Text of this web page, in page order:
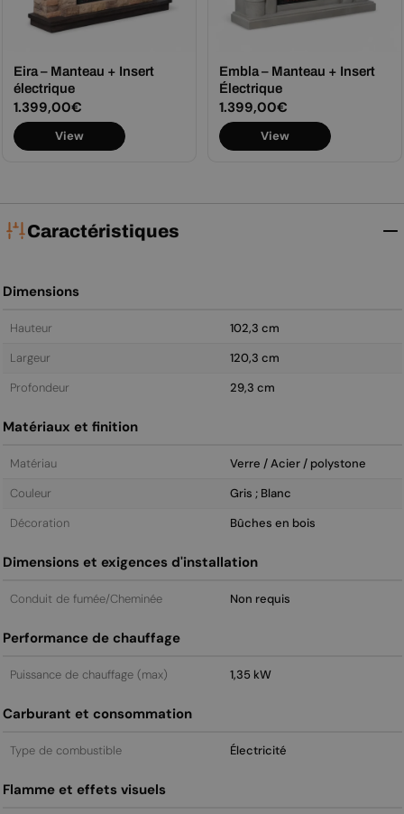
Eira – Manteau + Insert
électrique
Prix
régulier
1.399,00€
View
Embla – Manteau + Insert
Électrique
Prix
régulier
1.399,00€
View
Caractéristiques
Dimensions
Hauteur
102,3 cm
Largeur
120,3 cm
Profondeur
29,3 cm
Matériaux et finition
Matériau
Verre / Acier / polystone
Couleur
Gris ; Blanc
Décoration
Bûches en bois
Dimensions et exigences d'installation
Conduit de fumée/Cheminée Non requis
Performance de chauffage
Puissance de chauffage (max) 1,35 kW
Carburant et consommation
Type de combustible Électricité
Flamme et effets visuels